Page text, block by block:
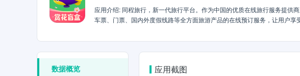
应用介绍: 同程旅行，新一代旅行平台。作为中国的优质在线旅行服务提供
车票、门票、国内外度假线路等全方面旅游产品的在线预订服务，让用户
再下单更划算，详情以活动内规则为准。2、火车票：支持在线抢票、在线
国海量景点优惠订，特价门票5折起；极速出票快乐游，免票入园不排队
数据概览
应用截图